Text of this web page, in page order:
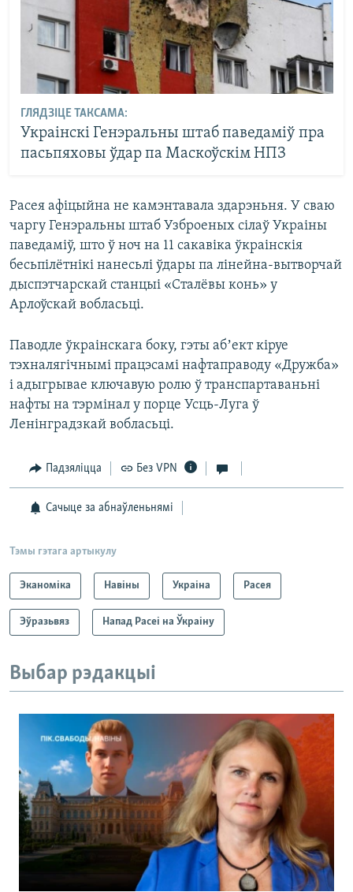
ГЛЯДЗІЦЕ ТАКСАМА:
Украінскі Генэральны штаб паведаміў пра
пасьпяховы ўдар па Маскоўскім НПЗ
Расея афіцыйна не камэнтавала здарэньня. У сваю
чаргу Генэральны штаб Узброеных сілаў Украіны
паведаміў, што ў ноч на 11 сакавіка ўкраінскія
бесьпілётнікі нанесьлі ўдары па лінейна-вытворчай
дыспэтчарскай станцыі «Сталёвы конь» у
Арлоўскай вобласьці.
Паводле ўкраінскага боку, гэты абʼект кіруе
тэхналягічнымі працэсамі нафтаправоду «Дружба»
і адыгрывае ключавую ролю ў транспартаваньні
нафты на тэрмінал у порце Усць-Луга ў
Ленінградзкай вобласьці.
Падзяліцца Без VPN
Сачыце за абнаўленьнямі
Тэмы гэтага артыкулу
Эканоміка Навіны Украіна Расея
Эўразьвяз Напад Расеі на Ўкраіну
Выбар рэдакцыі